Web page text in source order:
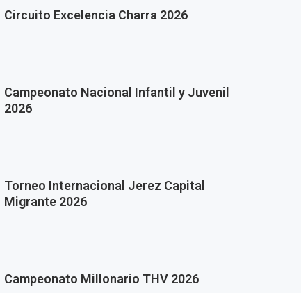
Circuito Excelencia Charra 2026
Campeonato Nacional Infantil y Juvenil
2026
Torneo Internacional Jerez Capital
Migrante 2026
Campeonato Millonario THV 2026